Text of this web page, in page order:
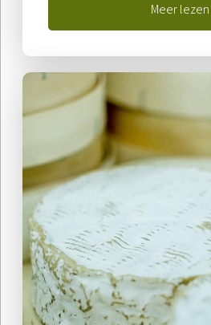
Meer lezen